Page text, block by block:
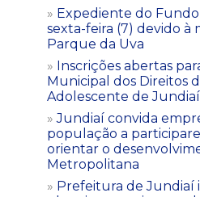
Expediente do
sexta-feira (7) devido à
Parque da Uva
Inscrições abertas
Municipal dos Direitos
Adolescente de Jundiaí
Jundiaí convida
população a
orientar o
Metropolitana
Prefeitura de Jundiaí